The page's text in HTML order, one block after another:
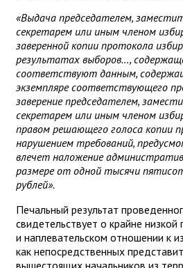
«Выдача председателем,
секретарем или иным членом
заверенной копии протокола
результатах выборов…,
соответствуют данным,
экземпляре соответствующего
заверение председателем,
секретарем или иным членом
правом решающего голоса копии
нарушением требований,
влечет наложение
размере от одной тысячи
рублей».
Печальный результат
свидетельствует о крайне
и наплевательском отношении к
как непосредственных
вышестоящих начальников из